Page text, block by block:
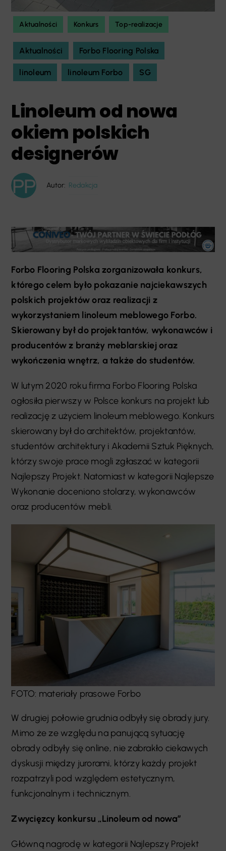
Aktualności Konkurs Top-realizacje
Aktualności Forbo Flooring Polska
linoleum linoleum Forbo SG
Linoleum od nowa
okiem polskich
designerów
Autor: Redakcja
Forbo Flooring Polska zorganizowała konkurs,
którego celem było pokazanie najciekawszych
polskich projektów oraz realizacji z
wykorzystaniem linoleum meblowego Forbo.
Skierowany był do projektantów, wykonawców i
producentów z branży meblarskiej oraz
wykończenia wnętrz, a także do studentów.
W lutym 2020 roku firma Forbo Flooring Polska
ogłosiła pierwszy w Polsce konkurs na projekt lub
realizację z użyciem linoleum meblowego. Konkurs
skierowany był do architektów, projektantów,
studentów architektury i Akademii Sztuk Pięknych,
którzy swoje prace mogli zgłaszać w kategorii
Najlepszy Projekt. Natomiast w kategorii Najlepsze
Wykonanie doceniono stolarzy, wykonawców
oraz producentów mebli.
FOTO: materiały prasowe Forbo
W drugiej połowie grudnia odbyły się obrady jury.
Mimo że ze względu na panującą sytuację
obrady odbyły się online, nie zabrakło ciekawych
dyskusji między jurorami, którzy każdy projekt
rozpatrzyli pod względem estetycznym,
funkcjonalnym i technicznym.
Zwycięzcy konkursu „Linoleum od nowa”
Główną nagrodę w kategorii Najlepszy Projekt